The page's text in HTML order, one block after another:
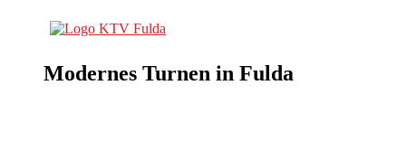
Modernes Turnen in Fulda